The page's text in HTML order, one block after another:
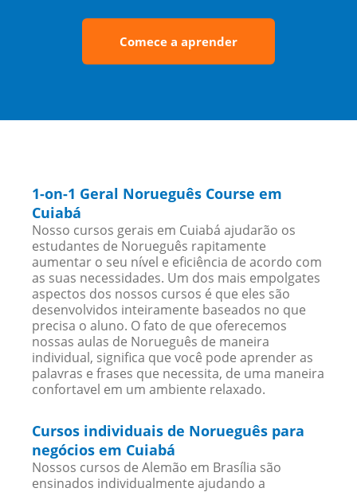
Comece a aprender
1-on-1 Geral Norueguês Course em
Cuiabá
Nosso cursos gerais em Cuiabá ajudarão os
estudantes de Norueguês rapitamente
aumentar o seu nível e eficiência de acordo com
as suas necessidades. Um dos mais empolgates
aspectos dos nossos cursos é que eles são
desenvolvidos inteiramente baseados no que
precisa o aluno. O fato de que oferecemos
nossas aulas de Norueguês de maneira
individual, significa que você pode aprender as
palavras e frases que necessita, de uma maneira
confortavel em um ambiente relaxado.
Cursos individuais de Norueguês para
negócios em Cuiabá
Nossos cursos de Alemão em Brasília são
ensinados individualmente ajudando a